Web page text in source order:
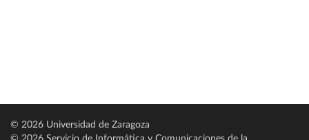
© 2026 Universidad de Zaragoza